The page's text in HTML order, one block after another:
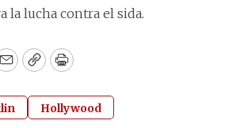
la lucha contra el sida.
EmailCopyPrint
Hollywood